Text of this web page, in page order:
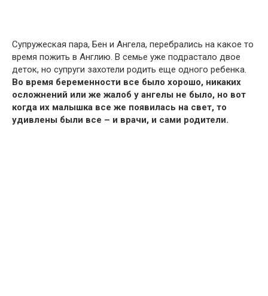
Супружеская пара, Бен и Ангела, перебрались на какое то
время пожить в Англию. В семье уже подрастало двое
деток, но супруги захотели родить еще одного ребенка.
Во время беременности все было хорошо, никаких
осложнений или же жалоб у ангелы не было, но вот
когда их малышка все же появилась на свет, то
удивлены были все – и врачи, и сами родители.